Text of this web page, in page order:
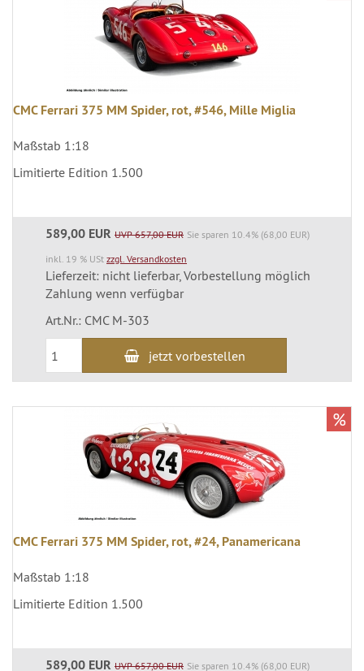
CMC Ferrari 375 MM Spider, rot, #546, Mille Miglia
Maßstab 1:18
Limitierte Edition 1.500
589,00 EUR UVP 657,00 EUR Sie sparen 10.4% (68,00 EUR)
inkl. 19 % USt zzgl. Versandkosten
Lieferzeit: nicht lieferbar, Vorbestellung möglich
Zahlung wenn verfügbar
Art.Nr.: CMC M-303
jetzt vorbestellen
CMC Ferrari 375 MM Spider, rot, #24, Panamericana
Maßstab 1:18
Limitierte Edition 1.500
589,00 EUR UVP 657,00 EUR Sie sparen 10.4% (68,00 EUR)
%